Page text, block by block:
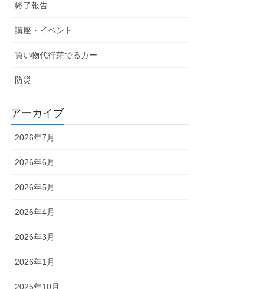
終了報告
講座・イベント
買い物代行芽でるカー
防災
アーカイブ
2026年7月
2026年6月
2026年5月
2026年4月
2026年3月
2026年1月
2025年10月